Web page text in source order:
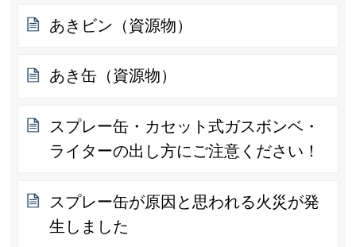
あきビン（資源物）
あき缶（資源物）
スプレー缶・カセット式ガスボンベ・
ライターの出し方にご注意ください！
スプレー缶が原因と思われる火災が発
生しました